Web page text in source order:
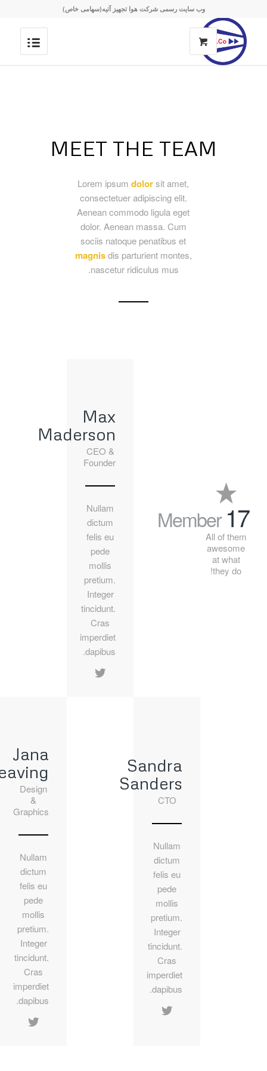
وب سایت رسمی شرکت هوا تجهیز آتیه(سهامی خاص)
MEET THE TEAM
Lorem ipsumdolorsit amet,
consectetuer adipiscing elit.
Aenean commodo ligula eget
dolor. Aenean massa. Cum
sociis natoque penatibus et
magnisdis parturient montes,
nascetur ridiculus mus.
17
Member
All of them
awesome
at what
they do!
Max
Maderson
CEO &
Founder
Nullam
dictum
felis eu
pede
mollis
pretium.
Integer
tincidunt.
Cras
imperdiet
dapibus.
Sandra
Sanders
CTO
Nullam
dictum
felis eu
pede
mollis
pretium.
Integer
tincidunt.
Cras
imperdiet
dapibus.
Jana
Design
&
Graphics
Nullam
dictum
felis eu
pede
mollis
pretium.
Integer
tincidunt.
Cras
imperdiet
dapibus.